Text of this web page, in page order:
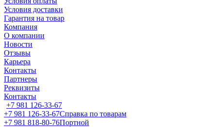
Условия доставки
Гарантия на товар
Компания
О компании
Новости
Отзывы
Карьера
Контакты
Партнеры
Реквизиты
Контакты
+7 981 126-33-67
+7 981 126-33-67Справка по товарам
+7 981 818-80-76Портной